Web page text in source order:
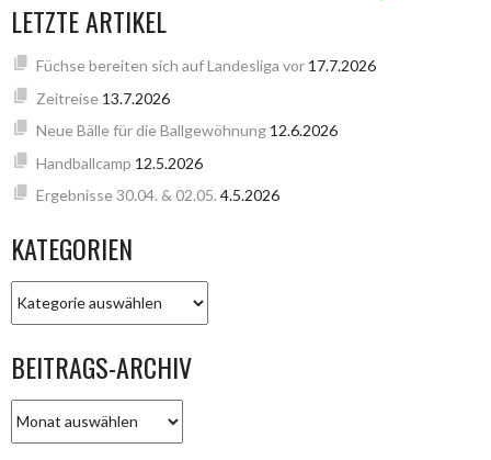
LETZTE ARTIKEL
Füchse bereiten sich auf Landesliga vor 17.7.2026
Zeitreise 13.7.2026
Neue Bälle für die Ballgewöhnung 12.6.2026
Handballcamp 12.5.2026
Ergebnisse 30.04. & 02.05. 4.5.2026
KATEGORIEN
BEITRAGS-ARCHIV
ARCHIV